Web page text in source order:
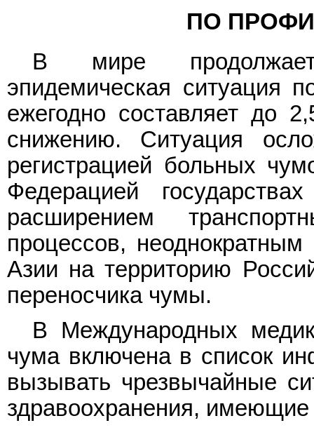
ПО
В мире продолжает
эпидемическая ситуация
ежегодно составляет до
снижению. Ситуация
регистрацией больных
Федерацией
расширением
процессов,
Азии на территорию
переносчика чумы.
В Международных
чума включена в список
вызывать чрезвычайные
здравоохранения,